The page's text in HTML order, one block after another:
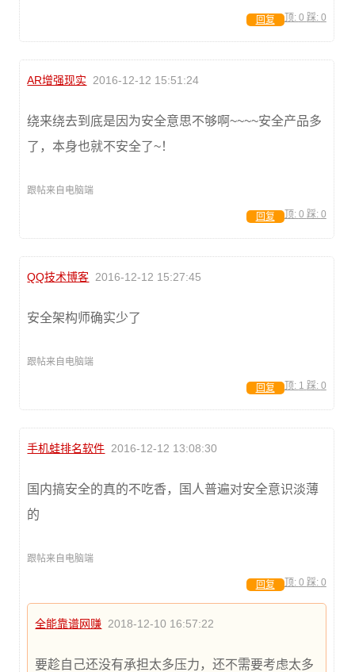
顶: 0 踩: 0
回复
AR增强现实 2016-12-12 15:51:24
绕来绕去到底是因为安全意思不够啊~~~~安全产品多
了，本身也就不安全了~！
跟帖来自电脑端
顶: 0 踩: 0
回复
QQ技术博客 2016-12-12 15:27:45
安全架构师确实少了
跟帖来自电脑端
顶: 1 踩: 0
回复
手机蛙排名软件 2016-12-12 13:08:30
国内搞安全的真的不吃香，国人普遍对安全意识淡薄
的
跟帖来自电脑端
顶: 0 踩: 0
回复
全能靠谱网赚 2018-12-10 16:57:22
要趁自己还没有承担太多压力，还不需要考虑太多